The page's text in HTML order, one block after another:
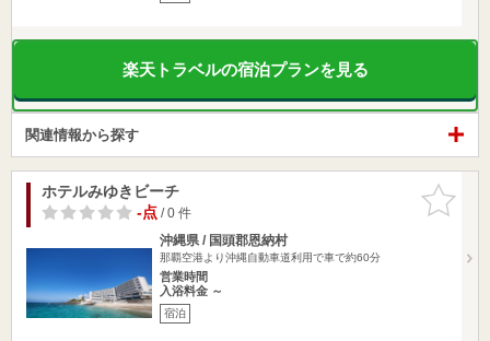
楽天トラベルの宿泊プランを見る
関連情報から探す
お気に入
りに追加
ホテルみゆきビーチ
-点/ 0 件
沖縄県 / 国頭郡恩納村
那覇空港より沖縄自動車道利用で車で約60分
営業時間
入浴料金 ～
宿泊